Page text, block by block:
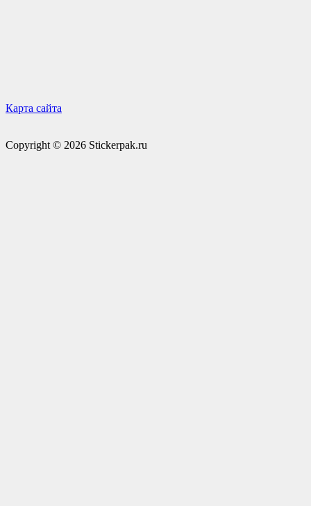
Карта сайта
Copyright © 2026 Stickerpak.ru